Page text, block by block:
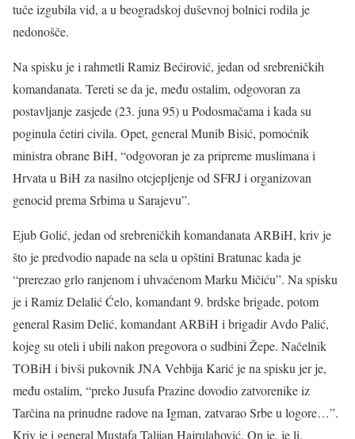
tuče izgubila vid, a u beogradskoj duševnoj bolnici rodila je
nedonošče.
Na spisku je i rahmetli Ramiz Bećirović, jedan od srebreničkih
komandanata. Tereti se da je, među ostalim, odgovoran za
postavljanje zasjede (23. juna 95) u Podosmačama i kada su
poginula četiri civila. Opet, general Munib Bisić, pomoćnik
ministra obrane BiH, “odgovoran je za pripreme muslimana i
Hrvata u BiH za nasilno otcjepljenje od SFRJ i organizovan
genocid prema Srbima u Sarajevu”.
Ejub Golić, jedan od srebreničkih komandanata ARBiH, kriv je
što je predvodio napade na sela u opštini Bratunac kada je
“prerezao grlo ranjenom i uhvaćenom Marku Mičiću”. Na spisku
je i Ramiz Delalić Ćelo, komandant 9. brdske brigade, potom
general Rasim Delić, komandant ARBiH i brigadir Avdo Palić,
kojeg su oteli i ubili nakon pregovora o sudbini Žepe. Načelnik
TOBiH i bivši pukovnik JNA Vehbija Karić je na spisku jer je,
među ostalim, “preko Jusufa Prazine dovodio zatvorenike iz
Tarčina na prinudne radove na Igman, zatvarao Srbe u logore…”.
Kriv je i general Mustafa Talijan Hajrulahović. On je, je li,